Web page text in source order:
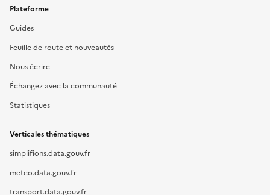
Plateforme
Guides
Feuille de route et nouveautés
Nous écrire
Échangez avec la communauté
Statistiques
Verticales thématiques
simplifions.data.gouv.fr
meteo.data.gouv.fr
transport.data.gouv.fr